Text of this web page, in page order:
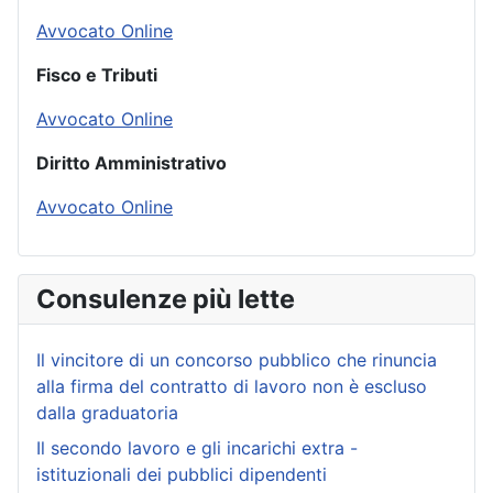
Avvocato Online
Fisco e Tributi
Avvocato Online
Diritto Amministrativo
Avvocato Online
Consulenze più lette
Il vincitore di un concorso pubblico che rinuncia
alla firma del contratto di lavoro non è escluso
dalla graduatoria
Il secondo lavoro e gli incarichi extra -
istituzionali dei pubblici dipendenti